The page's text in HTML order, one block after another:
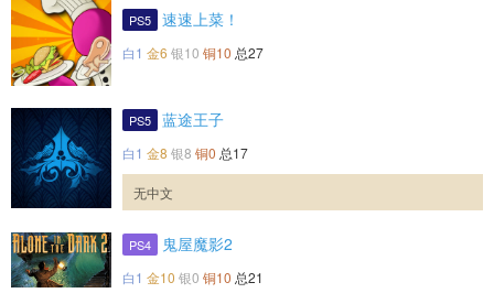
PS5 速速上菜！
白1 金6 银10 铜10 总27
PS5 蓝途王子
白1 金8 银8 铜0 总17
无中文
PS4 鬼屋魔影2
白1 金10 银0 铜10 总21